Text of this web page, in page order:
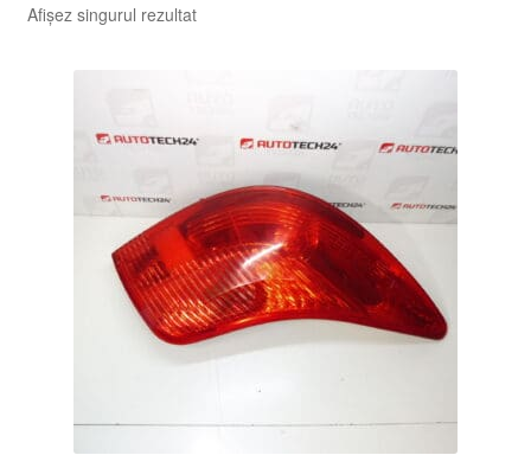
Afișez singurul rezultat